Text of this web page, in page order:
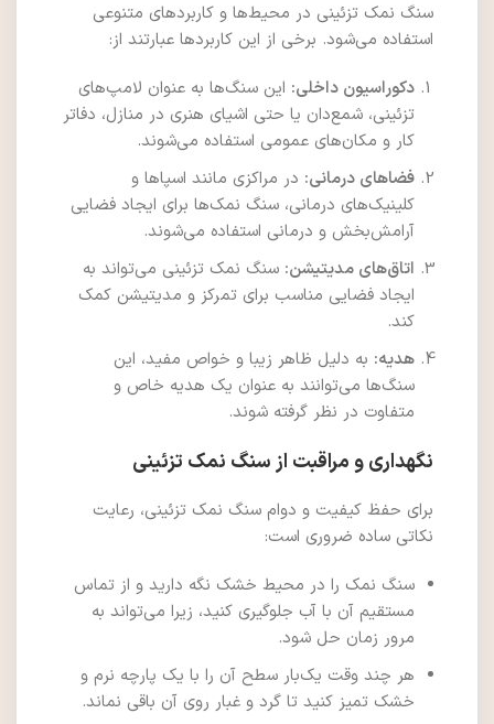
سنگ نمک تزئینی در محیط‌ها و کاربردهای متنوعی
استفاده می‌شود. برخی از این کاربردها عبارتند از:
دکوراسیون داخلی: این سنگ‌ها به عنوان لامپ‌های
تزئینی، شمع‌دان یا حتی اشیای هنری در منازل، دفاتر
کار و مکان‌های عمومی استفاده می‌شوند.
فضاهای درمانی: در مراکزی مانند اسپاها و
کلینیک‌های درمانی، سنگ نمک‌ها برای ایجاد فضایی
آرامش‌بخش و درمانی استفاده می‌شوند.
اتاق‌های مدیتیشن: سنگ نمک تزئینی می‌تواند به
ایجاد فضایی مناسب برای تمرکز و مدیتیشن کمک
کند.
هدیه: به دلیل ظاهر زیبا و خواص مفید، این
سنگ‌ها می‌توانند به عنوان یک هدیه خاص و
متفاوت در نظر گرفته شوند.
نگهداری و مراقبت از سنگ نمک تزئینی
برای حفظ کیفیت و دوام سنگ نمک تزئینی، رعایت
نکاتی ساده ضروری است:
سنگ نمک را در محیط خشک نگه دارید و از تماس
مستقیم آن با آب جلوگیری کنید، زیرا می‌تواند به
مرور زمان حل شود.
هر چند وقت یک‌بار سطح آن را با یک پارچه نرم و
خشک تمیز کنید تا گرد و غبار روی آن باقی نماند.